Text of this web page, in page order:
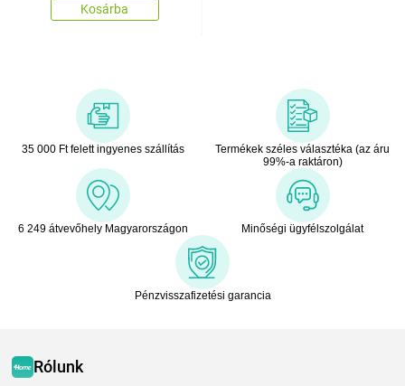
Kosárba
35 000 Ft felett ingyenes szállítás
Termékek széles választéka (az áru
99%-a raktáron)
6 249 átvevőhely Magyarországon Minőségi ügyfélszolgálat
Pénzvisszafizetési garancia
Rólunk